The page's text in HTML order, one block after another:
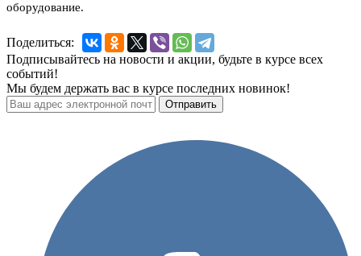
оборудование.
Поделиться:
Подписывайтесь на новости и акции, будьте в курсе всех
событий!
Мы будем держать вас в курсе последних новинок!